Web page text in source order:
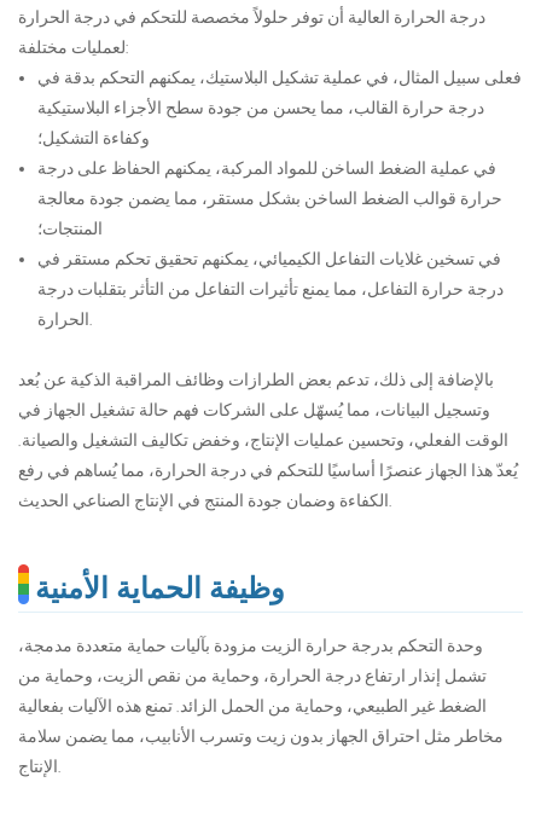
درجة الحرارة العالية أن توفر حلولاً مخصصة للتحكم في درجة الحرارة
لعمليات مختلفة:
فعلى سبيل المثال، في عملية تشكيل البلاستيك، يمكنهم التحكم بدقة في
درجة حرارة القالب، مما يحسن من جودة سطح الأجزاء البلاستيكية
وكفاءة التشكيل؛
في عملية الضغط الساخن للمواد المركبة، يمكنهم الحفاظ على درجة
حرارة قوالب الضغط الساخن بشكل مستقر، مما يضمن جودة معالجة
المنتجات؛
في تسخين غلايات التفاعل الكيميائي، يمكنهم تحقيق تحكم مستقر في
درجة حرارة التفاعل، مما يمنع تأثيرات التفاعل من التأثر بتقلبات درجة
الحرارة.
بالإضافة إلى ذلك، تدعم بعض الطرازات وظائف المراقبة الذكية عن بُعد
وتسجيل البيانات، مما يُسهّل على الشركات فهم حالة تشغيل الجهاز في
الوقت الفعلي، وتحسين عمليات الإنتاج، وخفض تكاليف التشغيل والصيانة.
يُعدّ هذا الجهاز عنصرًا أساسيًا للتحكم في درجة الحرارة، مما يُساهم في رفع
الكفاءة وضمان جودة المنتج في الإنتاج الصناعي الحديث.
وظيفة الحماية الأمنية
وحدة التحكم بدرجة حرارة الزيت مزودة بآليات حماية متعددة مدمجة،
تشمل إنذار ارتفاع درجة الحرارة، وحماية من نقص الزيت، وحماية من
الضغط غير الطبيعي، وحماية من الحمل الزائد. تمنع هذه الآليات بفعالية
مخاطر مثل احتراق الجهاز بدون زيت وتسرب الأنابيب، مما يضمن سلامة
الإنتاج.